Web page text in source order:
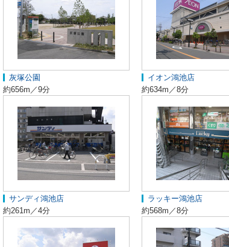
灰塚公園
約656m／9分
イオン鴻池店
約634m／8分
サンディ鴻池店
約261m／4分
ラッキー鴻池店
約568m／8分